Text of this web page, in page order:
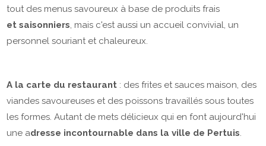
tout des menus savoureux à base de produits frais
et saisonniers, mais c'est aussi un accueil convivial, un
personnel souriant et chaleureux.
A la carte du restaurant : des frites et sauces maison, des
viandes savoureuses et des poissons travaillés sous toutes
les formes. Autant de mets délicieux qui en font aujourd'hui
une adresse incontournable dans la ville de Pertuis.